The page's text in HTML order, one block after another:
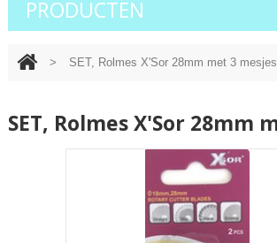
PRODUCTEN
> SET, Rolmes X'Sor 28mm met 3 mesjes